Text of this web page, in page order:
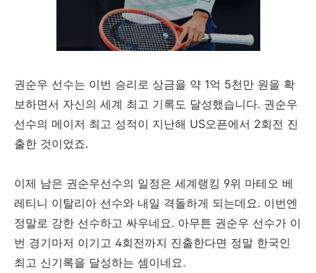
권순우 선수는 이번 승리로 상금을 약 1억 5천만 원을 확
보하면서 자신의 세계 최고 기록도 달성했습니다. 권순우
선수의 메이저 최고 성적이 지난해 US오픈에서 2회전 진
출한 것이었죠.
이제 남은 권순우선수의 일정은 세계랭킹 9위 마테오 베
레티니 이탈리아 선수와 내일 격돌하게 되는데요. 이번엔
정말로 강한 선수하고 싸우네요. 아무튼 권순우 선수가 이
번 경기마저 이기고 4회전까지 진출한다면 정말 한국인
최고 신기록을 달성하는 셈이네요.